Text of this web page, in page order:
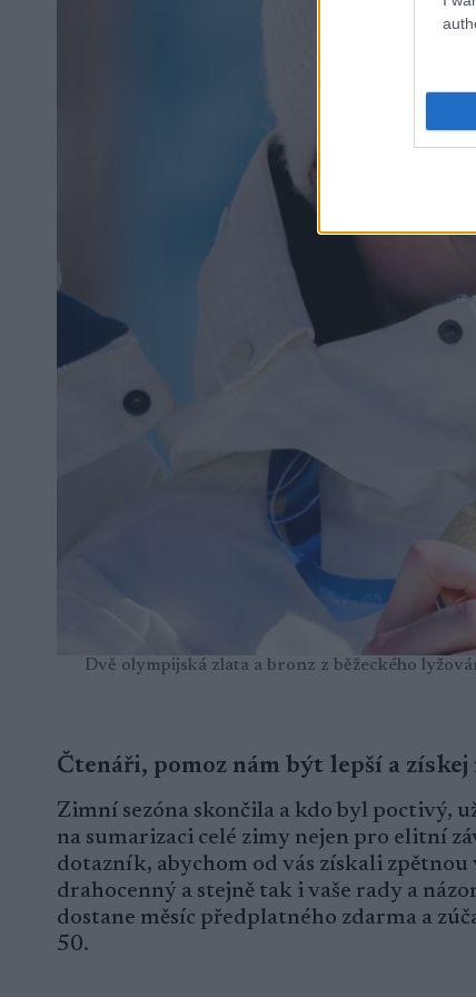
Dvě olympijská zlata a bronz z běžeckého
Čtenáři, pomoz nám být lepší a
Zimní sezóna skončila a kdo byl poctivý,
na sumarizaci celé zimy nejen pro elitní
dotazník, abychom od vás získali zpětnou
drahocenný a stejně tak i vaše rady a
dostane měsíc předplatného zdarma a
50.